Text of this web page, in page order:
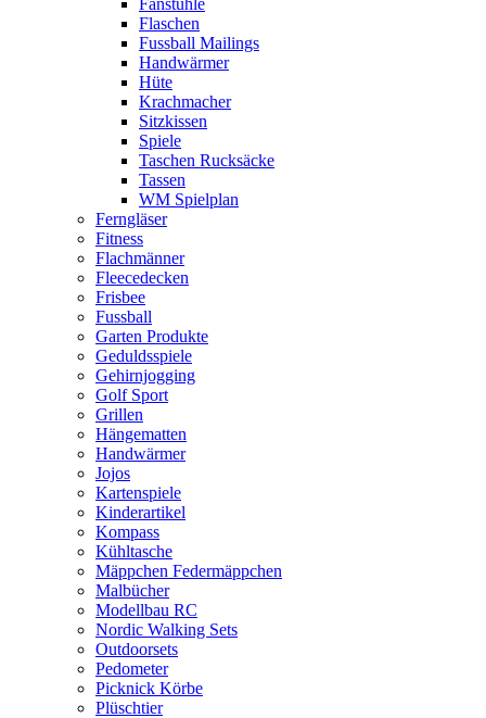
Flaschen
Fussball Mailings
Handwärmer
Hüte
Krachmacher
Sitzkissen
Spiele
Taschen Rucksäcke
Tassen
WM Spielplan
Ferngläser
Fitness
Flachmänner
Fleecedecken
Frisbee
Fussball
Garten Produkte
Geduldsspiele
Gehirnjogging
Golf Sport
Grillen
Hängematten
Handwärmer
Jojos
Kartenspiele
Kinderartikel
Kompass
Kühltasche
Mäppchen Federmäppchen
Malbücher
Modellbau RC
Nordic Walking Sets
Outdoorsets
Pedometer
Picknick Körbe
Plüschtier